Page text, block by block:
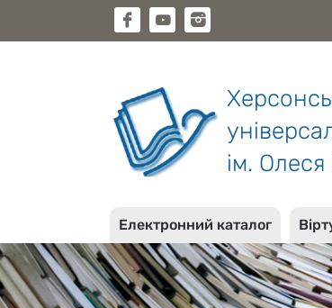
ім.
Електронний каталог